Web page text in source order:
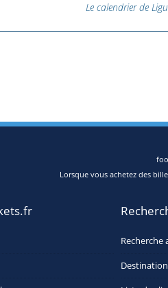
Le calendrier de
Lorsque vous achetez des
Recherche